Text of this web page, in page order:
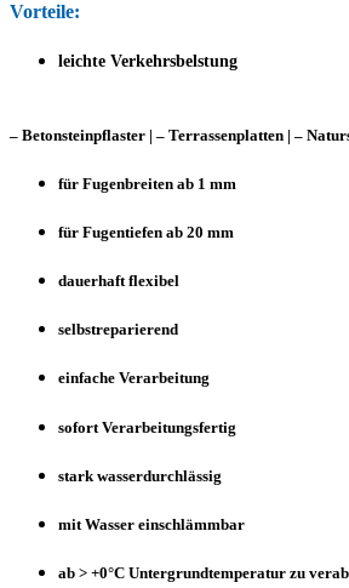
Vorteile:
leichte Verkehrsbelstung
– Betonsteinpflaster | – Terrassenplatten | –
für Fugenbreiten ab 1 mm
für Fugentiefen ab 20 mm
dauerhaft flexibel
selbstreparierend
einfache Verarbeitung
sofort Verarbeitungsfertig
stark wasserdurchlässig
mit Wasser einschlämmbar
ab > +0°C Untergrundtemperatur zu